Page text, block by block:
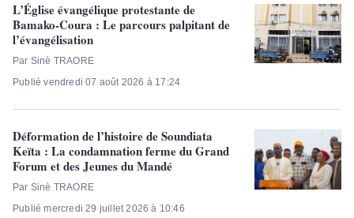
L’Église évangélique protestante de
Bamako-Coura : Le parcours palpitant de
l’évangélisation
Par Sinè TRAORE
Publié vendredi 07 août 2026 à 17:24
Déformation de l’histoire de Soundiata
Keïta : La condamnation ferme du Grand
Forum et des Jeunes du Mandé
Par Sinè TRAORE
Publié mercredi 29 juillet 2026 à 10:46